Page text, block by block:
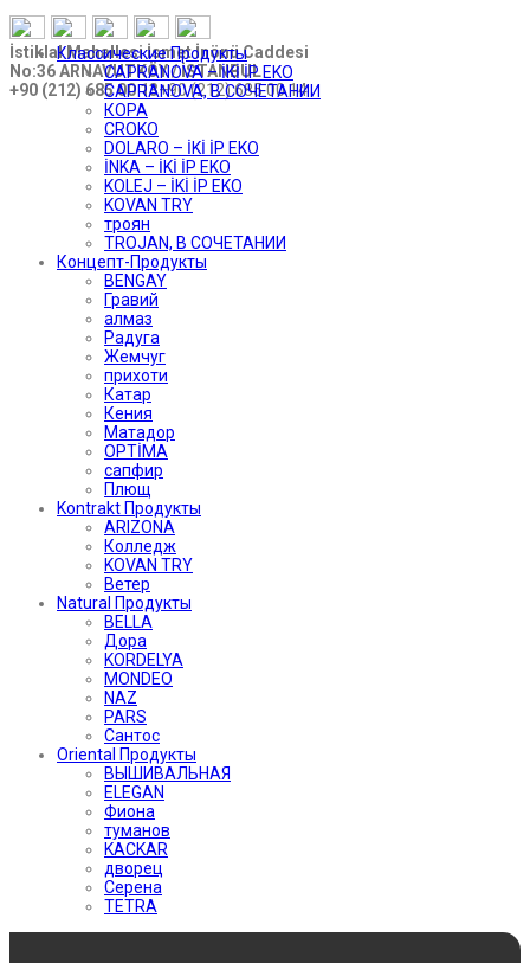
İstiklal Mahallesi İsmet İnönü Caddesi
No:36 ARNAVUTKÖY / İSTANBUL
+90 (212) 685 00 13+90 (212) 685 00 14
Классические Продукты
CAPRANOVA – İKİ İP EKO
CAPRANOVA, В СОЧЕТАНИИ
КОРА
CROKO
DOLARO – İKİ İP EKO
İNKA – İKİ İP EKO
KOLEJ – İKİ İP EKO
KOVAN TRY
троян
TROJAN, В СОЧЕТАНИИ
Концепт-Продукты
BENGAY
Гравий
алмаз
Радуга
Жемчуг
прихоти
Катар
Кения
Матадор
OPTİMA
сапфир
Плющ
Kontrakt Продукты
ARIZONA
Колледж
KOVAN TRY
Ветер
Natural Продукты
BELLA
Дора
KORDELYA
MONDEO
NAZ
PARS
Сантос
Oriental Продукты
ВЫШИВАЛЬНАЯ
ELEGAN
Фиона
туманов
KACKAR
дворец
Серена
TETRA